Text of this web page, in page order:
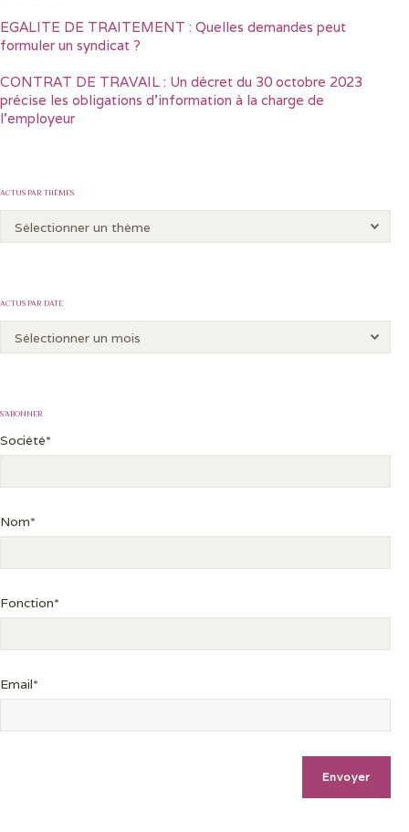
EGALITE DE TRAITEMENT : Quelles demandes peut
formuler un syndicat ?
CONTRAT DE TRAVAIL : Un décret du 30 octobre 2023
précise les obligations d’information à la charge de
l’employeur
ACTUS PAR THÈMES
ACTUS PAR DATE
S’ABONNER
Société*
Nom*
Fonction*
Email*